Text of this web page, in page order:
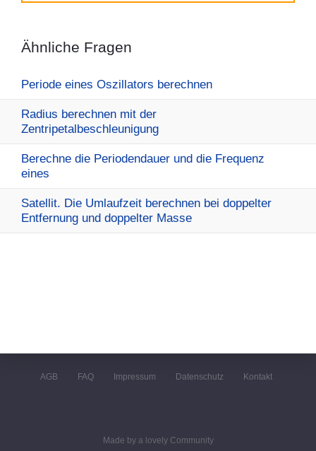
Ähnliche Fragen
Periode eines Oszillators berechnen
Radius berechnen mit der
Zentripetalbeschleunigung
Berechne die Periodendauer und die Frequenz
eines
Satellit. Die Umlaufzeit berechnen bei doppelter
Entfernung und doppelter Masse
AGB FAQ Impressum Datenschutz Kontakt
Made by a lovely Community